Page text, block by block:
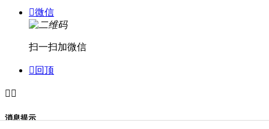
微信
扫一扫加微信
 回顶
 
消息提示